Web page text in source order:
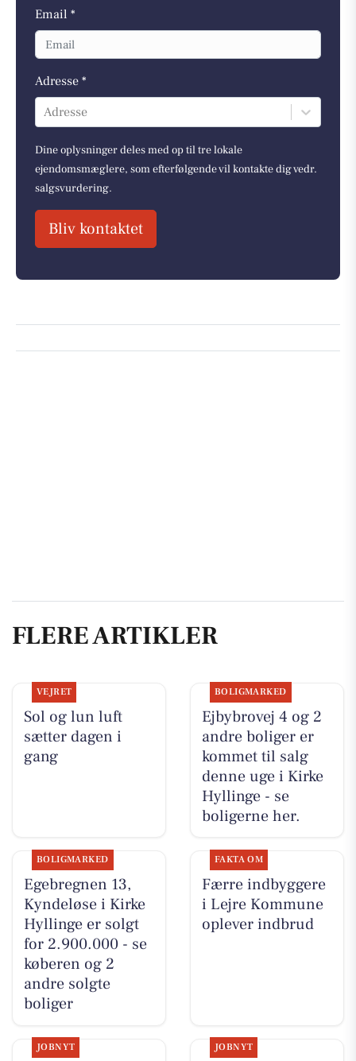
Email *
Adresse *
Adresse
Dine oplysninger deles med op til tre lokale
ejendomsmæglere, som efterfølgende vil kontakte dig vedr.
salgsvurdering.
Bliv kontaktet
FLERE ARTIKLER
VEJRET
Sol og lun luft
sætter dagen i
gang
BOLIGMARKED
Ejbybrovej 4 og 2
andre boliger er
kommet til salg
denne uge i Kirke
Hyllinge - se
boligerne her.
BOLIGMARKED
Egebregnen 13,
Kyndeløse i Kirke
Hyllinge er solgt
for 2.900.000 - se
køberen og 2
andre solgte
boliger
FAKTA OM
Færre indbyggere
i Lejre Kommune
oplever indbrud
JOBNYT JOBNYT